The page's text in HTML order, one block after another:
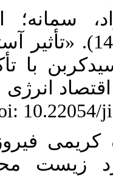
سمانه؛
سیدحسین و رضا شمس‌اللهی
با
انرژی
کریمی
زیست